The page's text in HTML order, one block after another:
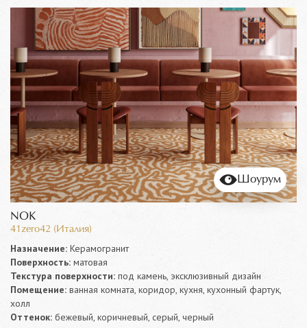
Шоурум
NOK
41zero42 (Италия)
Назначение: Керамогранит
Поверхность: матовая
Текстура поверхности: под камень, эксклюзивный дизайн
Помещение: ванная комната, коридор, кухня, кухонный фартук,
холл
Оттенок: бежевый, коричневый, серый, черный